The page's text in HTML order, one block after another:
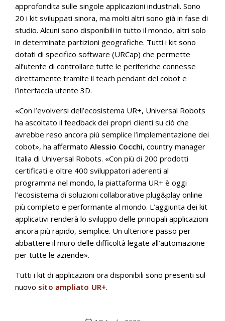
approfondita sulle singole applicazioni industriali. Sono
20 i kit sviluppati sinora, ma molti altri sono già in fase di
studio. Alcuni sono disponibili in tutto il mondo, altri solo
in determinate partizioni geografiche. Tutti i kit sono
dotati di specifico software (URCap) che permette
all’utente di controllare tutte le periferiche connesse
direttamente tramite il teach pendant del cobot e
l’interfaccia utente 3D.
«Con l’evolversi dell’ecosistema UR+, Universal Robots
ha ascoltato il feedback dei propri clienti su ciò che
avrebbe reso ancora più semplice l’implementazione dei
cobot», ha affermato Alessio Cocchi, country manager
Italia di Universal Robots. «Con più di 200 prodotti
certificati e oltre 400 sviluppatori aderenti al
programma nel mondo, la piattaforma UR+ è oggi
l’ecosistema di soluzioni collaborative plug&play online
più completo e performante al mondo. L’aggiunta dei kit
applicativi renderà lo sviluppo delle principali applicazioni
ancora più rapido, semplice. Un ulteriore passo per
abbattere il muro delle difficoltà legate all’automazione
per tutte le aziende».
Tutti i kit di applicazioni ora disponibili sono presenti sul
nuovo sito ampliato UR+.